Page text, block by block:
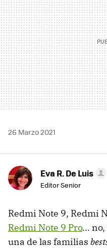
26 Marzo 2021
Eva R. De Luis
Editor Senior
Redmi Note 9, Redmi
Redmi Note 9 Pro...
una de las familias